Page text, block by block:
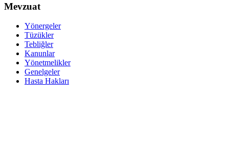
Mevzuat
Yönergeler
Tüzükler
Tebliğler
Kanunlar
Yönetmelikler
Genelgeler
Hasta Hakları